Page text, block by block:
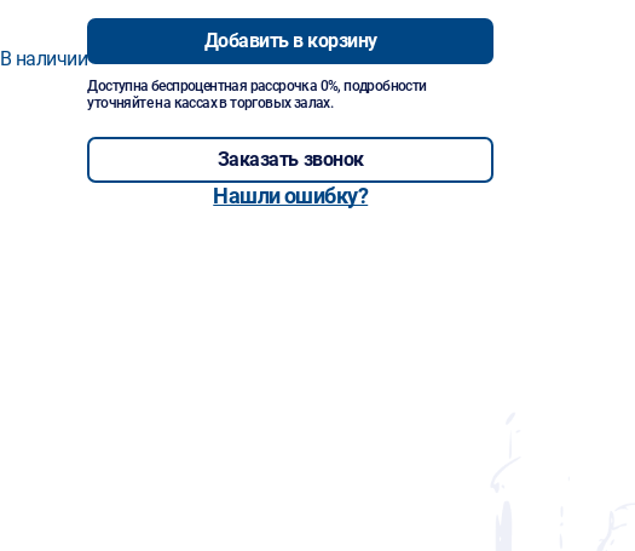
В наличии
Добавить в корзину
Доступна беспроцентная рассрочка 0%, подробности
уточняйте на кассах в торговых залах.
Заказать звонок
Нашли ошибку?